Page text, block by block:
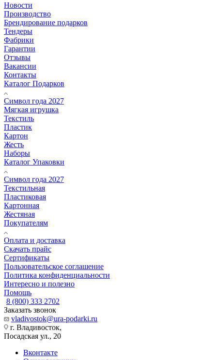
Новости
Производство
Брендирование подарков
Тендеры
Фабрики
Гарантии
Отзывы
Вакансии
Контакты
Каталог Подарков
Символ года 2027
Мягкая игрушка
Текстиль
Пластик
Картон
Жесть
Наборы
Каталог Упаковки
Символ года 2027
Текстильная
Пластиковая
Картонная
Жестяная
Покупателям
Оплата и доставка
Скачать прайс
Сертификаты
Пользовательское соглашение
Политика конфиденциальности
Интересно и полезно
Помощь
8 (800) 333 2702
Заказать звонок
vladivostok@ura-podarki.ru
г. Владивосток,
Посадская ул., 20
Вконтакте